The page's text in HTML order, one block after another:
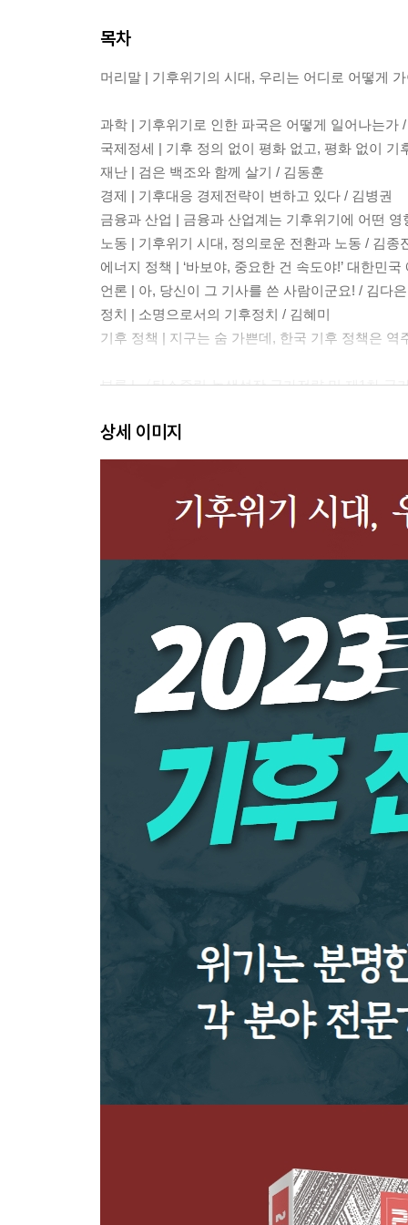
목차
머리말 | 기후위기의 시대, 우리는 어디로 어떻게
과학 | 기후위기로 인한 파국은 어떻게 일어나는가
국제정세 | 기후 정의 없이 평화 없고, 평화 없이 기
재난 | 검은 백조와 함께 살기 / 김동훈
경제 | 기후대응 경제전략이 변하고 있다 / 김병권
금융과 산업 | 금융과 산업계는 기후위기에 어떤 영
노동 | 기후위기 시대, 정의로운 전환과 노동 / 김종
에너지 정책 | ‘바보야, 중요한 건 속도야!’ 대한민
언론 | 아, 당신이 그 기사를 쓴 사람이군요! / 김다은
정치 | 소명으로서의 기후정치 / 김혜미
기후 정책 | 지구는 숨 가쁜데, 한국 기후 정책은 역
부록 | 〈탄소중립·녹색성장 국가전략 및 제1차 국
상세 이미지